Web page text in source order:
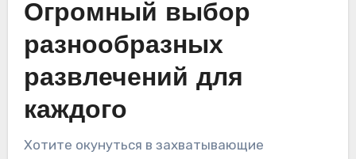
Огромный выбор
разнообразных
развлечений для
каждого
Хотите окунуться в захватывающие